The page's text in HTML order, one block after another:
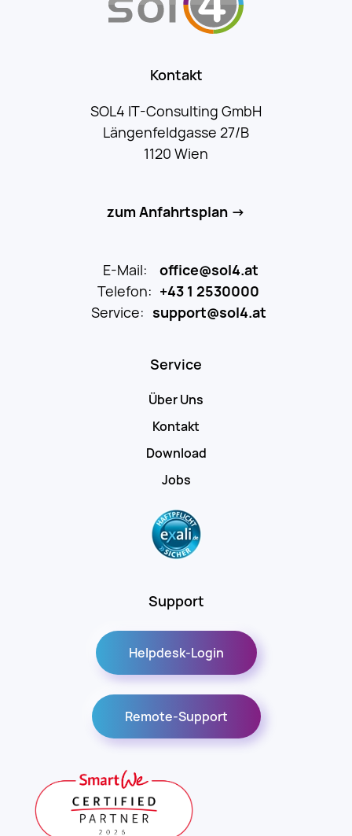
Kontakt
SOL4 IT-Consulting GmbH
Längenfeldgasse 27/B
1120 Wien
zum Anfahrtsplan →
E-Mail:
office@sol4.at
Telefon: +43 1 2530000
Service: support@sol4.at
Service
Über Uns
Kontakt
Download
Jobs
Support
Helpdesk-Login
Remote-Support